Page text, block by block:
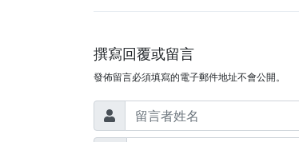
撰寫回覆或留言
發佈留言必須填寫的電子郵件地址不會公開。